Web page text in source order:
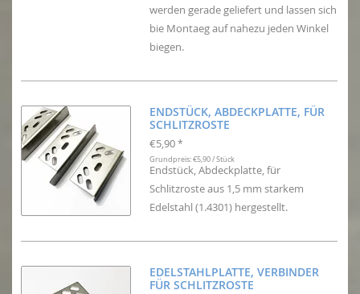
werden gerade geliefert und lassen sich
bie Montaeg auf nahezu jeden Winkel
biegen.
ENDSTÜCK, ABDECKPLATTE, FÜR
SCHLITZROSTE
€5,90 *
Grundpreis: €5,90 / Stück
Endstück, Abdeckplatte, für
Schlitzroste aus 1,5 mm starkem
Edelstahl (1.4301) hergestellt.
EDELSTAHLPLATTE, VERBINDER
FÜR SCHLITZROSTE